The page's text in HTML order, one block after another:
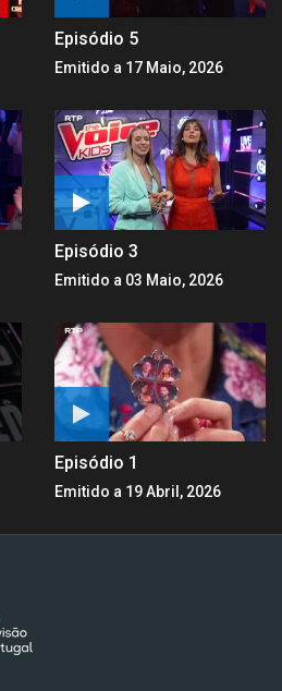
Episódio 5
Emitido a 17 Maio, 2026
Episódio 3
Emitido a 03 Maio, 2026
Episódio 1
Emitido a 19 Abril, 2026